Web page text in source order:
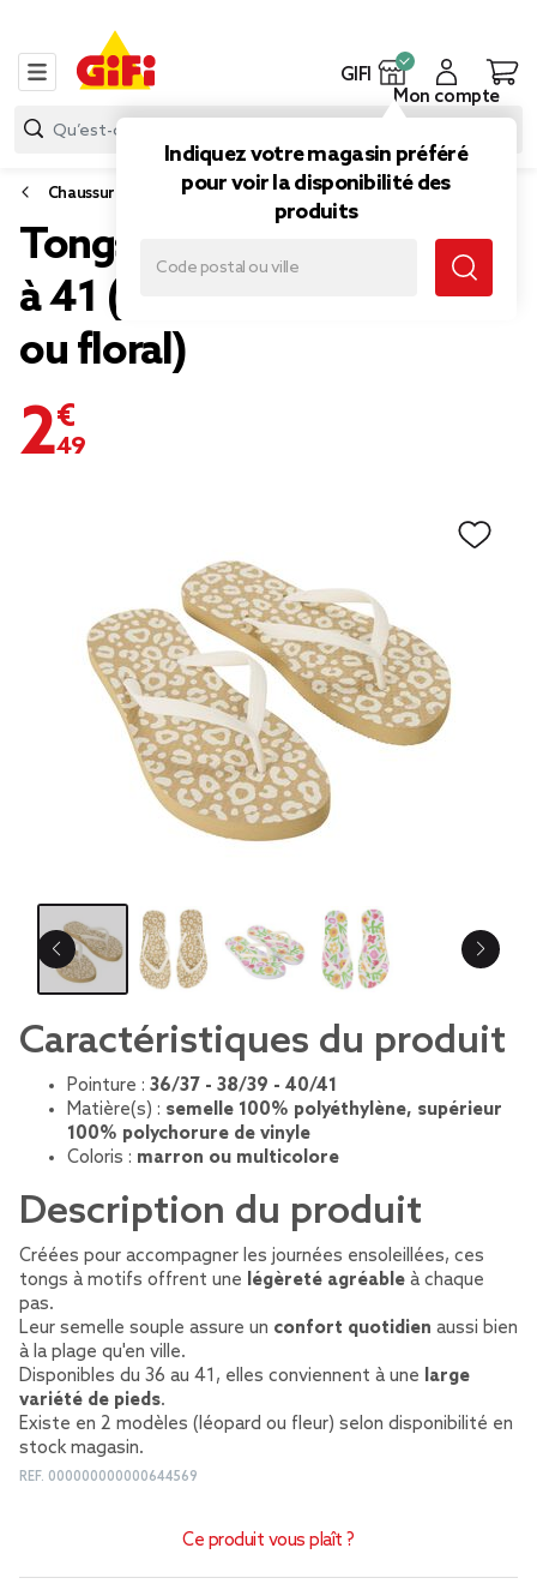
GIFI
Indiquez votre magasin préféré
pour voir la disponibilité des
produits
Mon compte
Chaussures
Tongs femme à motifs 36
à 41 (2 modèles léopard
ou floral)
2,49 €
Caractéristiques du produit
Pointure : 36/37 - 38/39 - 40/41
Matière(s) : semelle 100% polyéthylène, supérieur
100% polychorure de vinyle
Coloris : marron ou multicolore
Description du produit
Créées pour accompagner les journées ensoleillées, ces
tongs à motifs offrent une légèreté agréable à chaque
pas.
Leur semelle souple assure un confort quotidien aussi bien
à la plage qu'en ville.
Disponibles du 36 au 41, elles conviennent à une large
variété de pieds.
Existe en 2 modèles (léopard ou fleur) selon disponibilité en
stock magasin.
REF. 000000000000644569
Ce produit vous plaît ?